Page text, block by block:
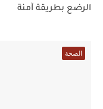
الرضع بطريقة آمنة
الصحة